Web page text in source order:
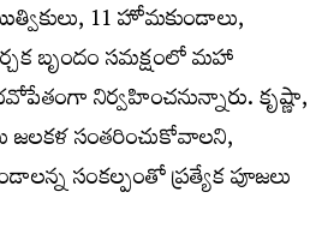
11 హోమకుండాలు,
బృందం సమక్షంలో మహా
నిర్వహించనున్నారు. కృష్ణా,
జలకళ సంతరించుకోవాలని,
సంకల్పంతో ప్రత్యేక పూజలు